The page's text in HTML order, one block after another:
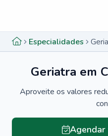
Especialidades
Geriatra em
Aproveite os valores